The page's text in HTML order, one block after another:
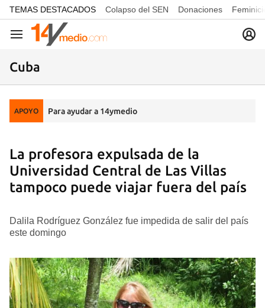
common.go-to-content
TEMAS DESTACADOS Colapso del SEN Donaciones
Navegación
Cuba
APOYO Para ayudar a 14ymedio
La profesora expulsada de la
Universidad Central de Las Villas
tampoco puede viajar fuera del país
Dalila Rodríguez González fue impedida de salir del país
este domingo